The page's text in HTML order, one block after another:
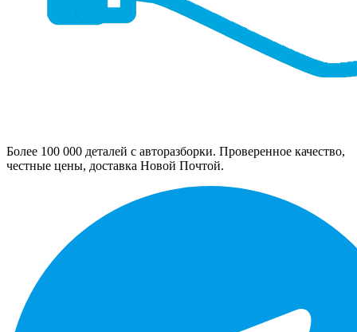
Более 100 000 деталей с авторазборки. Проверенное качество,
честные цены, доставка Новой Почтой.